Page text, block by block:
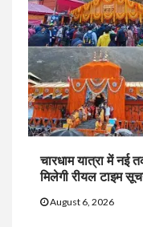
चारधाम यात्रा में नई
मिलेगी रीयल टाइम
August 6, 2026